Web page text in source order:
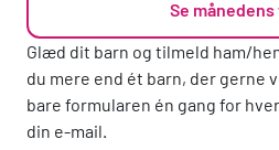
Se
Glæd dit barn og tilmeld ham/
du mere end ét barn, der gerne
bare formularen én gang for
din e-mail.